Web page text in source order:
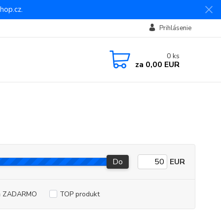
Prihlásenie
0 ks
za 0,00 EUR
Do EUR
TOP produkt